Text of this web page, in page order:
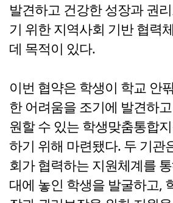
발견하고 건강한 성장과 권
기 위한 지역사회 기반 협력
데 목적이 있다.
이번 협약은 학생이 학교 안
한 어려움을 조기에 발견하
원할 수 있는 학생맞춤통합
하기 위해 마련됐다. 두 기관
회가 협력하는 지원체계를
대에 놓인 학생을 발굴하고,